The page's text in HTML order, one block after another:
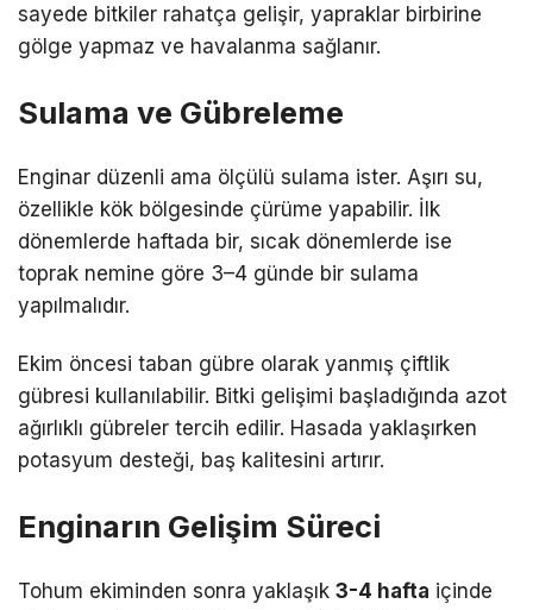
sayede bitkiler rahatça gelişir, yapraklar birbirine
gölge yapmaz ve havalanma sağlanır.
Sulama ve Gübreleme
Enginar düzenli ama ölçülü sulama ister. Aşırı su,
özellikle kök bölgesinde çürüme yapabilir. İlk
dönemlerde haftada bir, sıcak dönemlerde ise
toprak nemine göre 3–4 günde bir sulama
yapılmalıdır.
Ekim öncesi taban gübre olarak yanmış çiftlik
gübresi kullanılabilir. Bitki gelişimi başladığında azot
ağırlıklı gübreler tercih edilir. Hasada yaklaşırken
potasyum desteği, baş kalitesini artırır.
Enginarın Gelişim Süreci
Tohum ekiminden sonra yaklaşık 3-4 hafta içinde